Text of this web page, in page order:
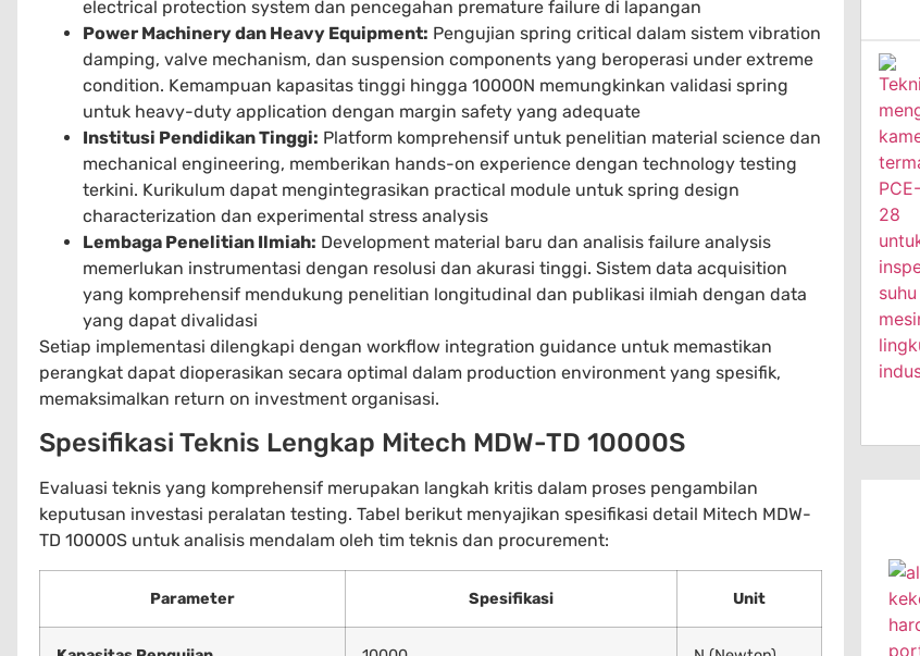
electrical protection system dan pencegahan premature failure di lapangan
Power Machinery dan Heavy Equipment: Pengujian spring critical dalam sistem vibration
damping, valve mechanism, dan suspension components yang beroperasi under extreme
condition. Kemampuan kapasitas tinggi hingga 10000N memungkinkan validasi spring
untuk heavy-duty application dengan margin safety yang adequate
Institusi Pendidikan Tinggi: Platform komprehensif untuk penelitian material science dan
mechanical engineering, memberikan hands-on experience dengan technology testing
terkini. Kurikulum dapat mengintegrasikan practical module untuk spring design
characterization dan experimental stress analysis
Lembaga Penelitian Ilmiah: Development material baru dan analisis failure analysis
memerlukan instrumentasi dengan resolusi dan akurasi tinggi. Sistem data acquisition
yang komprehensif mendukung penelitian longitudinal dan publikasi ilmiah dengan data
yang dapat divalidasi
Setiap implementasi dilengkapi dengan workflow integration guidance untuk memastikan
perangkat dapat dioperasikan secara optimal dalam production environment yang spesifik,
memaksimalkan return on investment organisasi.
Spesifikasi Teknis Lengkap Mitech MDW-TD 10000S
Evaluasi teknis yang komprehensif merupakan langkah kritis dalam proses pengambilan
keputusan investasi peralatan testing. Tabel berikut menyajikan spesifikasi detail Mitech MDW-
TD 10000S untuk analisis mendalam oleh tim teknis dan procurement:
Parameter Spesifikasi Unit